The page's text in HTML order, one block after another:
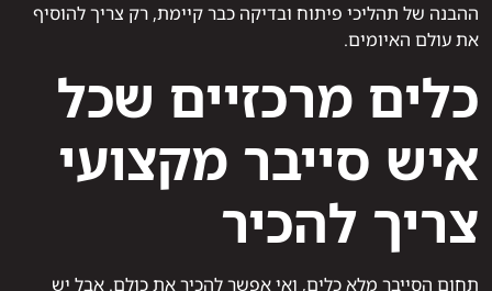
ההבנה של תהליכי פיתוח ובדיקה כבר קיימת, רק צריך להוסיף
את עולם האיומים.
כלים מרכזיים שכל
איש סייבר מקצועי
צריך להכיר
תחום הסייבר מלא כלים, ואי אפשר להכיר את כולם. אבל יש